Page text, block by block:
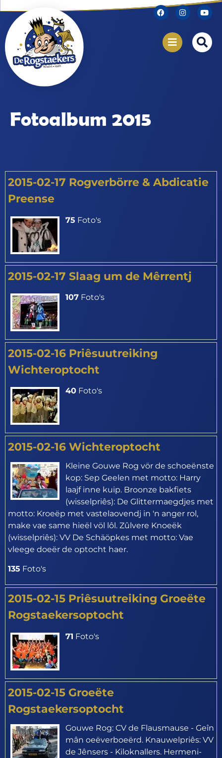
Fotoalbum 2015
2015-02-17 Rogverbörre & Abdicatie
Preense
75 Foto's
2015-02-17 Slaag um de Mêrrentj
107 Foto's
2015-02-16 Priêsuutreiking
Wichteroptocht
40 Foto's
2015-02-16 Wichteroptocht
Kleine Gouwe Rog vör de schoeënste
kop: Sep Geelen met motto: Harry
laajf inne kuip. Broonze bakfiets
(wisselpriês): De Glittermaegdjes met
motto: Kroeëp met vastelaovendj in 'n anger rol,
make vae same hieël völ lôl. Zûlvere Knoeëk
(wisselpriês): VV De Schäöpkes met motto: Vae
vleege doeër de optocht haer.
135 Foto's
2015-02-15 Priêsuutreiking Groeëte
Rogstaekersoptocht
71 Foto's
2015-02-15 Groeëte
Rogstaekersoptocht
Gouwe Rog: CV de Flausmause - Geîn
mân oeëverboeërd. Knauwelpriês: VV
de Jênsers - Kiloknallers. Hermeni-